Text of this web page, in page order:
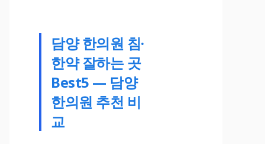
담양 한의원 침·
한약 잘하는 곳
Best5 — 담양
한의원 추천 비
교